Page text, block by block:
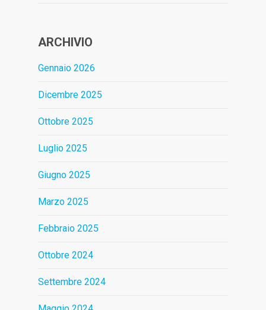
ARCHIVIO
Gennaio 2026
Dicembre 2025
Ottobre 2025
Luglio 2025
Giugno 2025
Marzo 2025
Febbraio 2025
Ottobre 2024
Settembre 2024